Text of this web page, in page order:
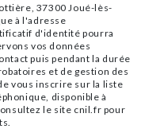
37300 Joué-lès-
à l'adresse
d'identité pourra
vos données
puis pendant la durée
et de gestion des
vous inscrire sur la liste
disponible à
le site cnil.fr pour